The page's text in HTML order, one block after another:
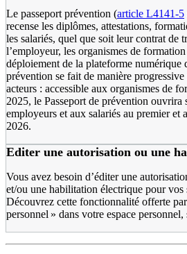
Le passeport prévention (article L4141-5
recense les diplômes, attestations,
les salariés, quel que soit leur contrat de
l’employeur, les organismes de
déploiement de la plateforme numérique
prévention se fait de manière progressive
acteurs : accessible aux organismes de
2025, le Passeport de prévention ouvrira
employeurs et aux salariés au premier et
2026.
Editer une autorisation ou une
Vous avez besoin d’éditer une
et/ou une habilitation électrique pour vos
Découvrez cette fonctionnalité offerte
personnel » dans votre espace personnel,